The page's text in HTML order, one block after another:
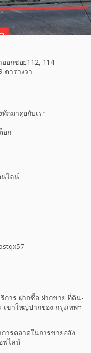
อกซอย112, 114
ตารางวา
ทักมาคุยกับเรา
อก
นไลน์
การ ฝากซื้อ ฝากขาย ที่ดิน-
ขาใหญ่ปากช่อง กรุงเทพฯ
ารตลาดในการขายอสัง
ฟไลน์